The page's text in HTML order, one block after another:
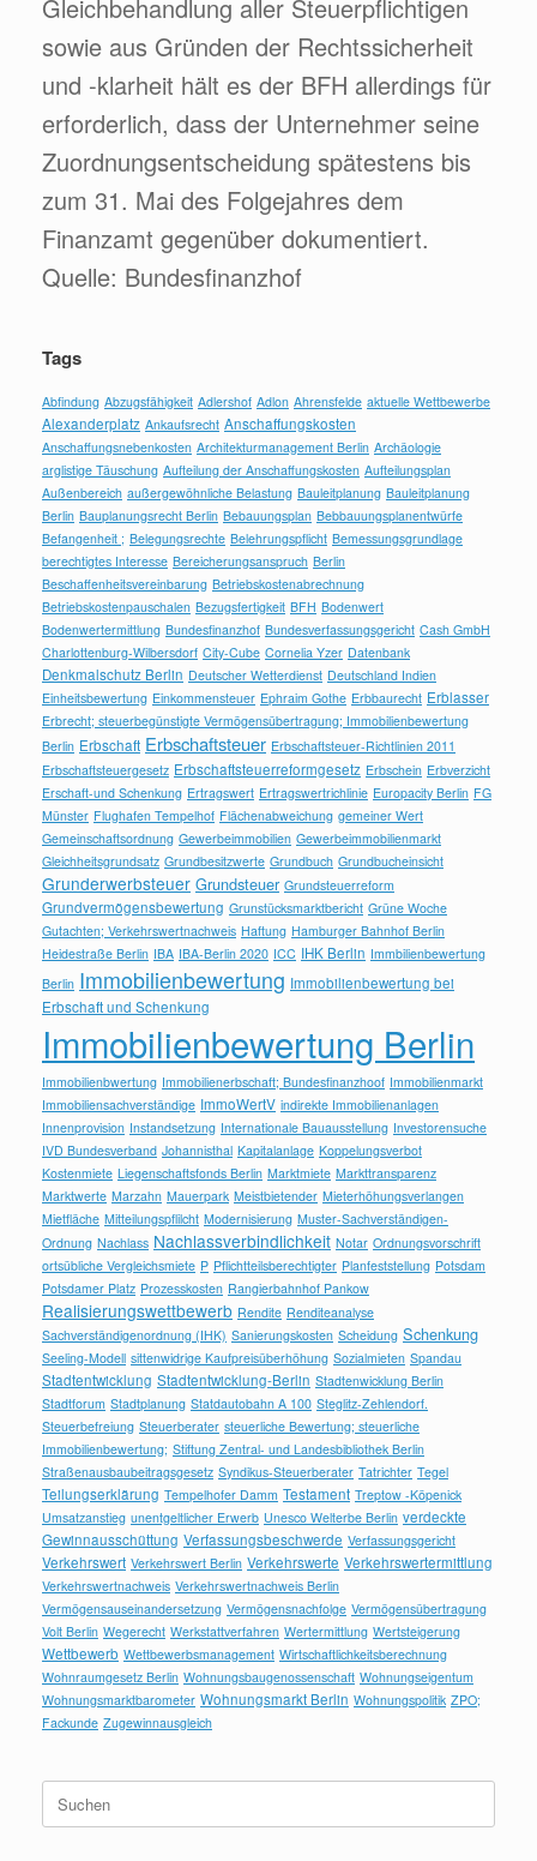
Gleichbehandlung aller Steuerpflichtigen
sowie aus Gründen der Rechtssicherheit
und -klarheit hält es der BFH allerdings für
erforderlich, dass der Unternehmer seine
Zuordnungsentscheidung spätestens bis
zum 31. Mai des Folgejahres dem
Finanzamt gegenüber dokumentiert.
Quelle: Bundesfinanzhof
Tags
Abfindung Abzugsfähigkeit Adlershof Adlon Ahrensfelde aktuelle Wettbewerbe
Alexanderplatz Ankaufsrecht Anschaffungskosten
Anschaffungsnebenkosten Architekturmanagement Berlin Archäologie
arglistige Täuschung Aufteilung der Anschaffungskosten Aufteilungsplan
Außenbereich außergewöhnliche Belastung Bauleitplanung Bauleitplanung
Berlin Bauplanungsrecht Berlin Bebauungsplan Bebbauungsplanentwürfe
Befangenheit ; Belegungsrechte Belehrungspflicht Bemessungsgrundlage
berechtigtes Interesse Bereicherungsanspruch Berlin
Beschaffenheitsvereinbarung Betriebskostenabrechnung
Betriebskostenpauschalen Bezugsfertigkeit BFH Bodenwert
Bodenwertermittlung Bundesfinanzhof Bundesverfassungsgericht Cash GmbH
Charlottenburg-Wilbersdorf City-Cube Cornelia Yzer Datenbank
Denkmalschutz Berlin Deutscher Wetterdienst Deutschland Indien
Einheitsbewertung Einkommensteuer Ephraim Gothe Erbbaurecht Erblasser
Erbrecht; steuerbegünstigte Vermögensübertragung; Immobilienbewertung
Berlin Erbschaft Erbschaftsteuer Erbschaftsteuer-Richtlinien 2011
Erbschaftsteuergesetz Erbschaftsteuerreformgesetz Erbschein Erbverzicht
Erschaft-und Schenkung Ertragswert Ertragswertrichlinie Europacity Berlin FG
Münster Flughafen Tempelhof Flächenabweichung gemeiner Wert
Gemeinschaftsordnung Gewerbeimmobilien Gewerbeimmobilienmarkt
Gleichheitsgrundsatz Grundbesitzwerte Grundbuch Grundbucheinsicht
Grunderwerbsteuer Grundsteuer Grundsteuerreform
Grundvermögensbewertung Grunstücksmarktbericht Grüne Woche
Gutachten; Verkehrswertnachweis Haftung Hamburger Bahnhof Berlin
Heidestraße Berlin IBA IBA-Berlin 2020 ICC IHK Berlin Immbilienbewertung
Berlin Immobilienbewertung Immobilienbewertung bei
Erbschaft und Schenkung
Immobilienbewertung Berlin
Immobilienbwertung Immobilienerbschaft; Bundesfinanzhoof Immobilienmarkt
Immobiliensachverständige ImmoWertV indirekte Immobilienanlagen
Innenprovision Instandsetzung Internationale Bauausstellung Investorensuche
IVD Bundesverband Johannisthal Kapitalanlage Koppelungsverbot
Kostenmiete Liegenschaftsfonds Berlin Marktmiete Markttransparenz
Marktwerte Marzahn Mauerpark Meistbietender Mieterhöhungsverlangen
Mietfläche Mitteilungspflilcht Modernisierung Muster-Sachverständigen-
Ordnung Nachlass Nachlassverbindlichkeit Notar Ordnungsvorschrift
ortsübliche Vergleichsmiete P Pflichtteilsberechtigter Planfeststellung Potsdam
Potsdamer Platz Prozesskosten Rangierbahnhof Pankow
Realisierungswettbewerb Rendite Renditeanalyse
Sachverständigenordnung (IHK) Sanierungskosten Scheidung Schenkung
Seeling-Modell sittenwidrige Kaufpreisüberhöhung Sozialmieten Spandau
Stadtentwicklung Stadtentwicklung-Berlin Stadtenwicklung Berlin
Stadtforum Stadtplanung Statdautobahn A 100 Steglitz-Zehlendorf.
Steuerbefreiung Steuerberater steuerliche Bewertung; steuerliche
Immobilienbewertung; Stiftung Zentral- und Landesbibliothek Berlin
Straßenausbaubeitragsgesetz Syndikus-Steuerberater Tatrichter Tegel
Teilungserklärung Tempelhofer Damm Testament Treptow -Köpenick
Umsatzanstieg unentgeltlicher Erwerb Unesco Welterbe Berlin verdeckte
Gewinnausschüttung Verfassungsbeschwerde Verfassungsgericht
Verkehrswert Verkehrswert Berlin Verkehrswerte Verkehrswertermittlung
Verkehrswertnachweis Verkehrswertnachweis Berlin
Vermögensauseinandersetzung Vermögensnachfolge Vermögensübertragung
Volt Berlin Wegerecht Werkstattverfahren Wertermittlung Wertsteigerung
Wettbewerb Wettbewerbsmanagement Wirtschaftlichkeitsberechnung
Wohnraumgesetz Berlin Wohnungsbaugenossenschaft Wohnungseigentum
Wohnungsmarktbarometer Wohnungsmarkt Berlin Wohnungspolitik ZPO;
Fackunde Zugewinnausgleich
Suchen
nach: